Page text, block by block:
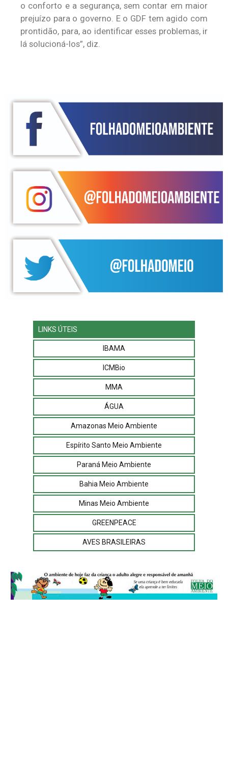
o conforto e a segurança, sem contar em maior
prejuízo para o governo. E o GDF tem agido com
prontidão, para, ao identificar esses problemas, ir
lá solucioná-los”, diz.
LINKS ÚTEIS
IBAMA
ICMBio
MMA
ÁGUA
Amazonas Meio Ambiente
Espírito Santo Meio Ambiente
Paraná Meio Ambiente
Bahia Meio Ambiente
Minas Meio Ambiente
GREENPEACE
AVES BRASILEIRAS